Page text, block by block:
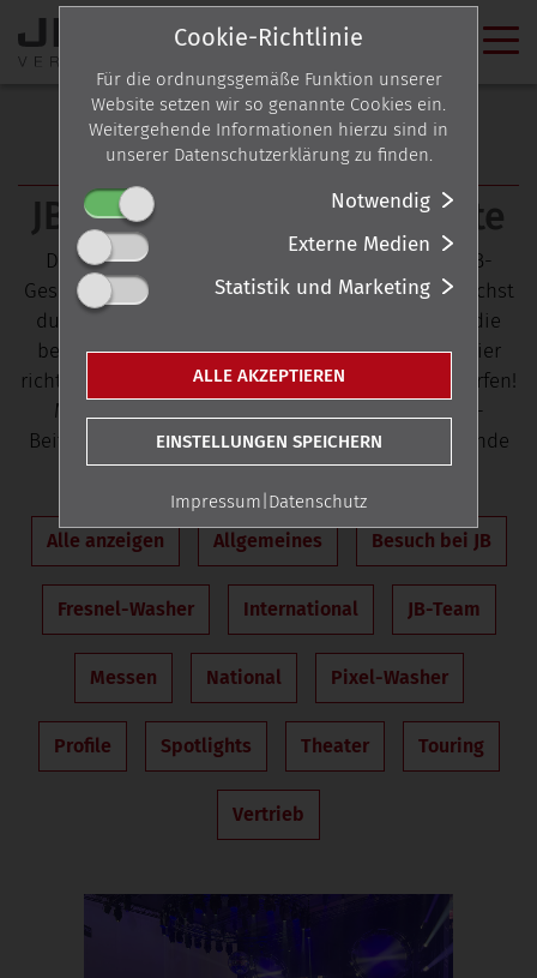
NEWS-ARCHIV
JB-News von 2017 bis heute
Du möchtest wissen, welche Nachrichten das JB-
Geschehen in den letzten Jahren bestimmten? Suchst
du nach bestimmten Themen oder einer News, die
bereits etwas weiter zurückliegt? Dann bist du hier
richtig und kannst durch alle JB-News seit 2017 surfen!
Möchtest du die Anzahl der angezeigten News-
Beiträge reduzieren? Ein Klick auf das entsprechende
Schlüsselwort/Thema genügt – los geht’s:
Alle anzeigen Allgemeines Besuch bei JB
Fresnel-Washer International JB-Team
Messen National Pixel-Washer
Profile Spotlights Theater Touring
Vertrieb
Cookie-Richtlinie
Für die ordnungsgemäße Funktion unserer
Website setzen wir so genannte Cookies ein.
Weitergehende Informationen hierzu sind in
unserer Datenschutzerklärung zu finden.
Notwendig
Externe Medien
Statistik und Marketing
ALLE AKZEPTIEREN
EINSTELLUNGEN SPEICHERN
Impressum Datenschutz